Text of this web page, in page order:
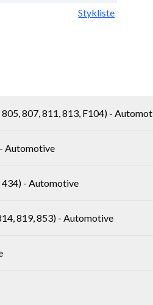
Stykliste
807, 811, 813, F104) -
Automotive
434) - Automotive
819, 853) - Automotive